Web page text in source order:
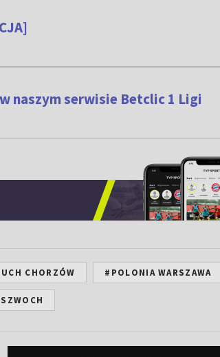
naszym serwisie Betclic 1 Ligi
CHORZÓW #POLONIA WARSZAWA